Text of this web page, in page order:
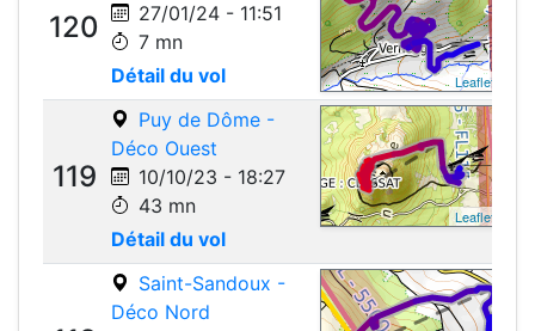
120
27/01/24 - 11:51
7 mn
Détail du vol
Leaflet
119
Puy de Dôme -
Déco Ouest
10/10/23 - 18:27
43 mn
Détail du vol
Leaflet
Saint-Sandoux -
Déco Nord